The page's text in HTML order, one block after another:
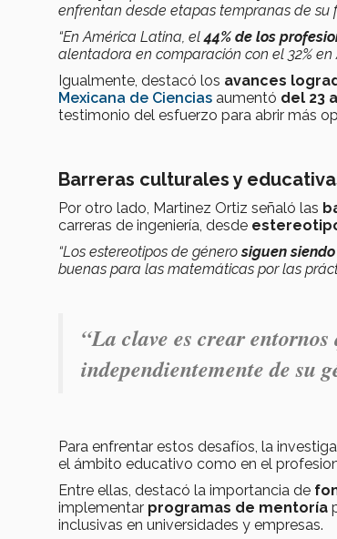
enfrentan desde etapas tempranas de su
“En América Latina, el44% de los
alentadora en comparación con el 32% en
Igualmente, destacó los avances
Mexicana de Ciencias aumentó del 23
testimonio del esfuerzo para abrir más
Barreras culturales y
Por otro lado, Martinez Ortiz señaló las
carreras de ingeniería, desde
“Los estereotipos de génerosiguen
buenas para las matemáticas por las
“La clave es crear
independientemente de su
Para enfrentar estos desafíos, la
el ámbito educativo como en el
Entre ellas, destacó la importancia de
implementar programas de mentoría
inclusivas en universidades y empresas.